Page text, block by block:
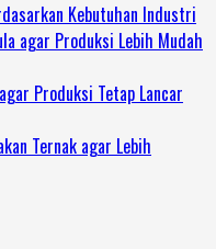
Kebutuhan Industri
agar Produksi Lebih Mudah
Produksi Tetap Lancar
Ternak agar Lebih